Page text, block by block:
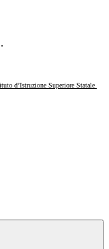
d’Istruzione Superiore Statale